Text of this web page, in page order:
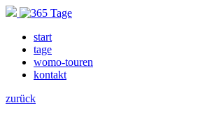
start
tage
womo-touren
kontakt
zurück